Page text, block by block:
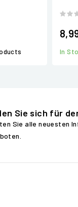
In
Sie sich für
Sie alle neuesten